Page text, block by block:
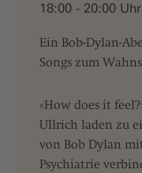
18:00 - 20:00 Uhr
Ein Bob-Dylan-
Songs zum
«How does it
Ullrich laden zu
von Bob Dylan
Psychiatrie